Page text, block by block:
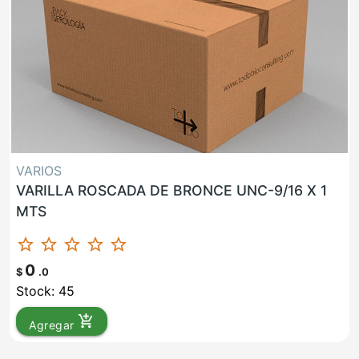
VARIOS
VARILLA ROSCADA DE BRONCE UNC-9/16 X 1
MTS
star_border star_border star_border star_border star_border
$ 0 .0
Stock: 45
Agregar add_shopping_cart